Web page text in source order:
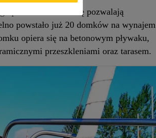
przemieszczania się pozwalają
powstało już 20 domków na wynajem
opiera się na betonowym pływaku,
przeszkleniami oraz tarasem.